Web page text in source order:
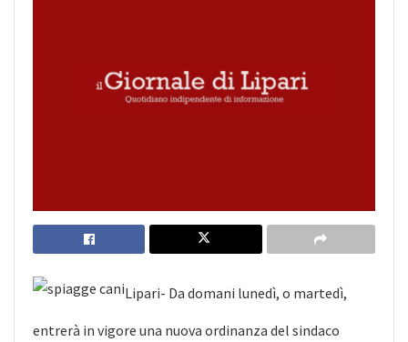
Lipari- Da domani lunedì, o martedì,
entrerà in vigore una nuova ordinanza del sindaco